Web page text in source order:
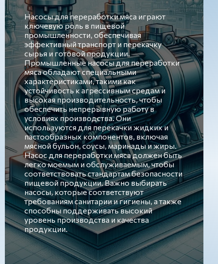
Насосы для переработки мяса играют
ключевую роль в пищевой
промышленности, обеспечивая
эффективный транспорт и перекачку
сырья и готовой продукции.
Промышленные насосы для переработки
мяса обладают специальными
характеристиками, такими как
устойчивость к агрессивным средам и
высокая производительность, чтобы
обеспечить непрерывную работу в
условиях производства. Они
используются для перекачки жидких и
пастообразных компонентов, включая
мясной бульон, соусы, маринады и жиры.
Насос для переработки мяса должен быть
легко моемым и обслуживаемым, чтобы
соответствовать стандартам безопасности
пищевой продукции. Важно выбирать
насосы, которые соответствуют
требованиям санитарии и гигиены, а также
способны поддерживать высокий
уровень производства и качества
продукции.